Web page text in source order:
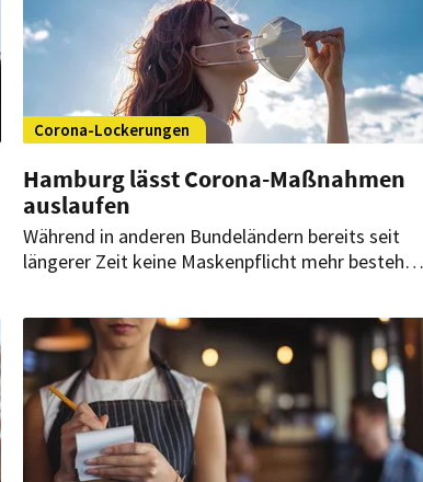
Corona-Lockerungen
Hamburg lässt Corona-Maßnahmen
auslaufen
Während in anderen Bundeländern bereits seit
längerer Zeit keine Maskenpflicht mehr besteht,
die Maßnahme verlängert. Jetzt fällt auch in
Hamburg die Maskenpflicht.